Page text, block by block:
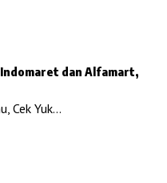
Indomaret dan Alfamart,